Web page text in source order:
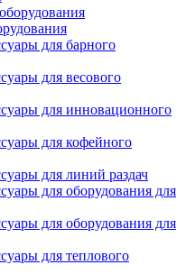
для барного
для весового
для инновационного
для кофейного
для линий раздач
для оборудования для
для оборудования для
для теплового